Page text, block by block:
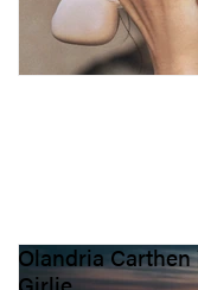
Olandria